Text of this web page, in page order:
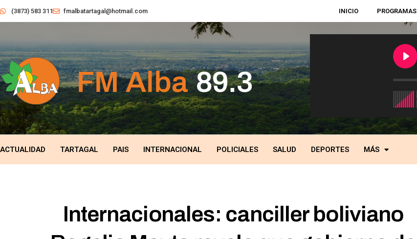
(3873) 583 311 fmalbatartagal@hotmail.com INICIO PROGRAMAS
ACTUALIDAD TARTAGAL PAIS INTERNACIONAL POLICIALES SALUD DEPORTES MÁS
Internacionales: canciller boliviano